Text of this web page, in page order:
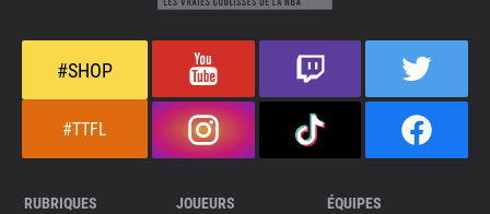
#SHOP
#TTFL
RUBRIQUES
JOUEURS ÉQUIPES